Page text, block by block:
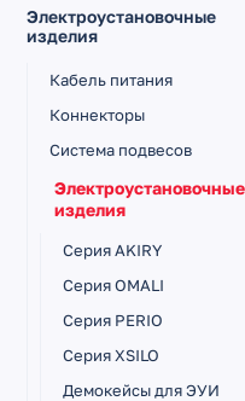
Электроустановочные
изделия
Кабель питания
Коннекторы
Система подвесов
Электроустановочные
изделия
Серия AKIRY
Серия OMALI
Серия PERIO
Серия XSILO
Демокейсы для ЭУИ